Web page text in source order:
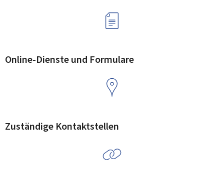
Online-Dienste und Formulare
Zuständige Kontaktstellen